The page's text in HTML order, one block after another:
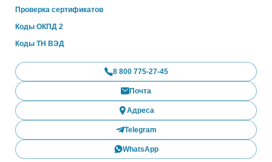
Проверка сертификатов
Коды ОКПД 2
Коды ТН ВЭД
8 800 775-27-45
Почта
Адреса
Telegram
WhatsApp